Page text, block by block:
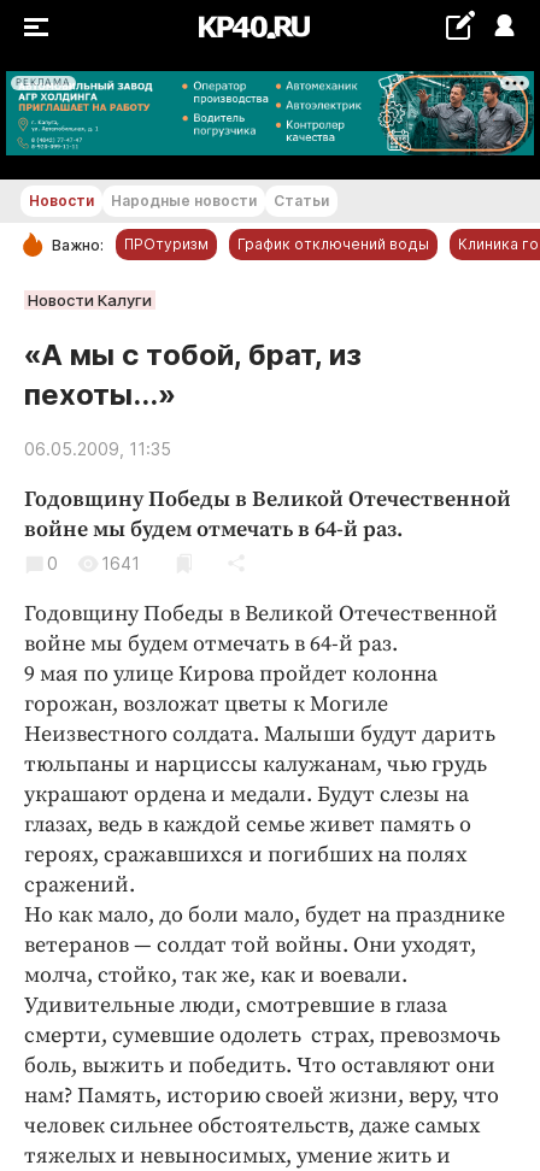
РЕКЛАМА
+28...+29 °С
РУБРИКИ
Новости компаний
Статьи
Народные новости
Авто и транспорт
Благоустройство
Криминал
Недвижимость и ЖКХ
Образование
Общество
Погода
Праздники
Происшествия
Спорт
Экономика и бизнес
ПРОЕКТЫ
Блоги
Издания
Медиаперсона
Интересное чтиво
Клиника года
Бренд года
Новости Народные новости Статьи
Важно: ПРОтуризм График отключений воды Клиника
Новости Калуги
«А мы с тобой, брат, из
пехоты...»
06.05.2009, 11:35
Годовщину Победы в Великой Отечественной
войне мы будем отмечать в 64-й раз.
0 1641
Годовщину Победы в Великой Отечественной
войне мы будем отмечать в 64-й раз.
9 мая по улице Кирова пройдет колонна
горожан, возложат цветы к Могиле
Неизвестного солдата. Малыши будут дарить
тюльпаны и нарциссы калужанам, чью грудь
украшают ордена и медали. Будут слезы на
глазах, ведь в каждой семье живет память о
героях, сражавшихся и погибших на полях
сражений.
Но как мало, до боли мало, будет на празднике
ветеранов — солдат той войны. Они уходят,
молча, стойко, так же, как и воевали.
Удивительные люди, смотревшие в глаза
смерти, сумевшие одолеть страх, превозмочь
боль, выжить и победить. Что оставляют они
нам? Память, историю своей жизни, веру, что
человек сильнее обстоятельств, даже самых
тяжелых и невыносимых, умение жить и